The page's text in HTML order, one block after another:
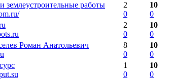
землеустроительные работы
2
0
10
0
2
0
10
0
Роман Анатольевич
8
0
10
0
1
0
10
0